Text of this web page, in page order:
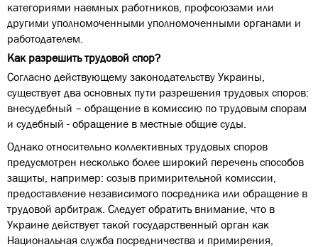
категориями наемных работников, профсоюзами или
другими уполномоченными уполномоченными органами и
работодателем.
Как разрешить трудовой спор?
Согласно действующему законодательству Украины,
существует два основных пути разрешения трудовых споров:
внесудебный – обращение в комиссию по трудовым спорам
и судебный - обращение в местные общие суды.
Однако относительно коллективных трудовых споров
предусмотрен несколько более широкий перечень способов
защиты, например: созыв примирительной комиссии,
предоставление независимого посредника или обращение в
трудовой арбитраж. Следует обратить внимание, что в
Украине действует такой государственный орган как
Национальная служба посредничества и примирения,